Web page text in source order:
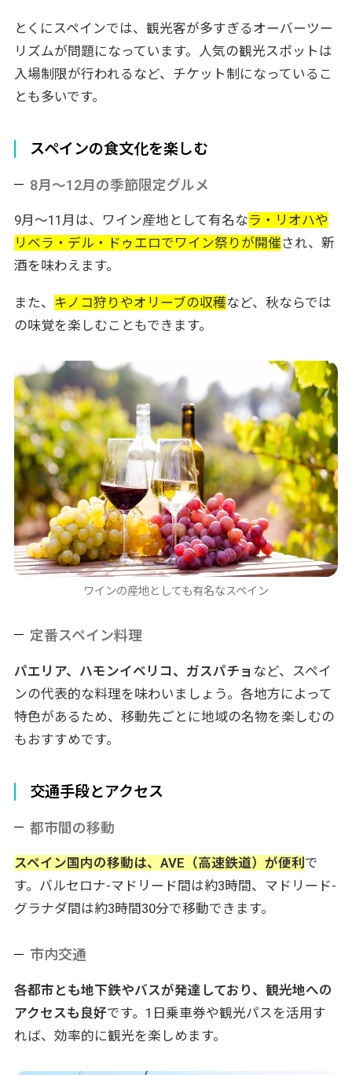
とくにスペインでは、観光客が多すぎるオーバーツー
リズムが問題になっています。人気の観光スポットは
入場制限が行われるなど、チケット制になっているこ
とも多いです。
スペインの食文化を楽しむ
8月～12月の季節限定グルメ
9月〜11月は、ワイン産地として有名なラ・リオハや
リベラ・デル・ドゥエロでワイン祭りが開催され、新
酒を味わえます。
また、 キノコ狩りやオリーブの収穫など、秋ならでは
の味覚を楽しむこともできます。
ワインの産地としても有名なスペイン
定番スペイン料理
パエリア、ハモンイベリコ、ガスパチョ など、スペイ
ンの代表的な料理を味わいましょう。各地方によって
特色があるため、移動先ごとに地域の名物を楽しむの
もおすすめです。
交通手段とアクセス
都市間の移動
スペイン国内の移動は、AVE（高速鉄道）が便利 で
す。バルセロナ-マドリード間は約3時間、マドリード-
グラナダ間は約3時間30分で移動できます。
市内交通
各都市とも地下鉄やバスが発達しており、観光地への
アクセスも良好です。1日乗車券や観光パスを活用す
れば、効率的に観光を楽しめます。